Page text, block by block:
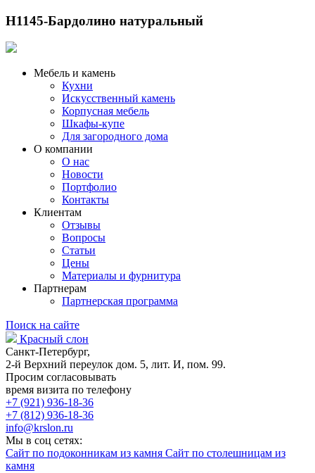
H1145-Бардолино натуральный
Мебель и камень
Кухни
Искусственный камень
Корпусная мебель
Шкафы-купе
Для загородного дома
О компании
О нас
Новости
Портфолио
Контакты
Клиентам
Отзывы
Вопросы
Статьи
Цены
Материалы и фурнитура
Партнерам
Партнерская программа
Поиск на сайте
Красный слон
Санкт-Петербург,
2-й Верхний переулок дом. 5, лит. И, пом. 99.
Просим согласовывать
время визита по телефону
+7 (921) 936-18-36
+7 (812) 936-18-36
info@krslon.ru
Мы в соц сетях:
Сайт по подоконникам из камня Сайт по столешницам из
камня